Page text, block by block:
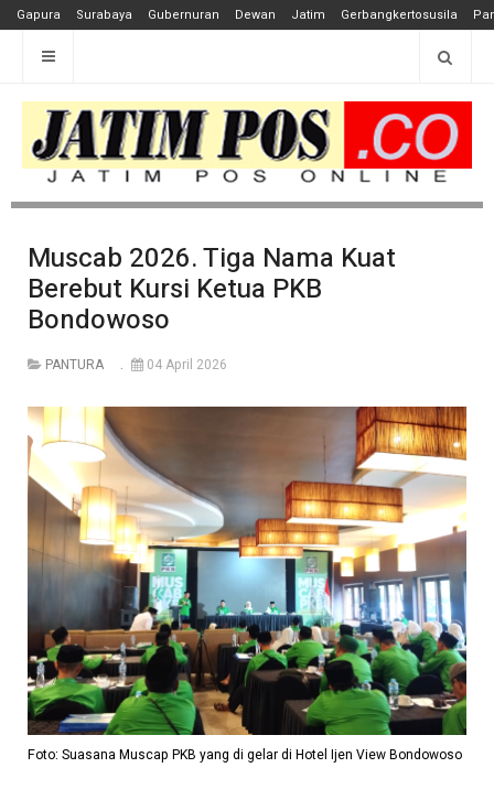
Gapura Surabaya Gubernuran Dewan Jatim Gerbangkertosusila
Muscab 2026. Tiga Nama Kuat
Berebut Kursi Ketua PKB
Bondowoso
PANTURA 04 April 2026
Foto: Suasana Muscap PKB yang di gelar di Hotel Ijen View Bondowoso